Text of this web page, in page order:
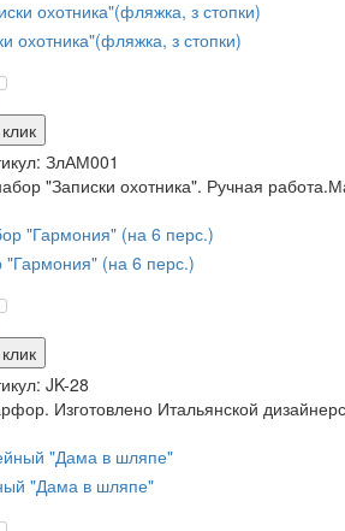
охотника"(фляжка, з стопки)
ЗлАМ001
"Записки охотника". Ручная
(на 6 перс.)
JK-28
Изготовлено Итальянской
"Дама в шляпе"